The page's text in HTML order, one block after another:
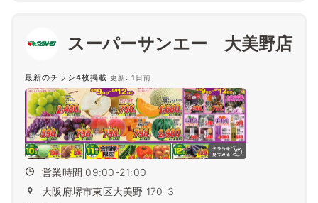
スーパーサンエー 大美野店
最新のチラシ4枚掲載 更新: 1日前
営業時間 09:00-21:00
大阪府堺市東区大美野 170-3